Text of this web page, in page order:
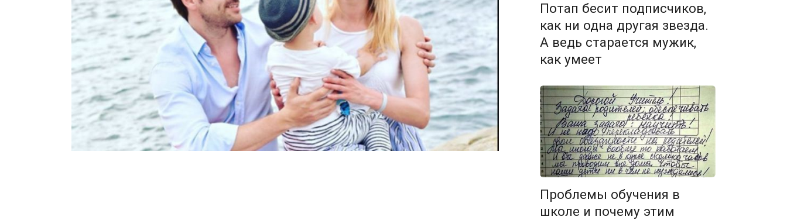
Потап бесит подписчиков,
как ни одна другая звезда.
А ведь старается мужик,
как умеет
Проблемы обучения в
школе и почему этим